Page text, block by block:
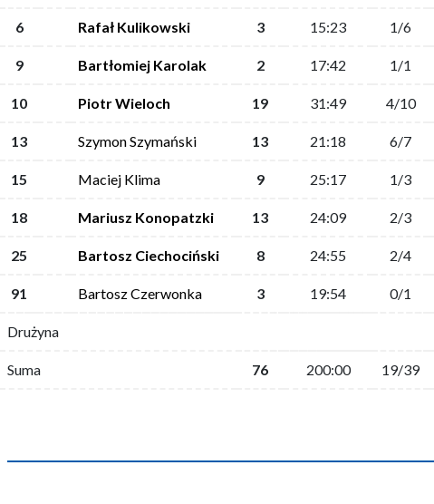
6 Rafał Kulikowski 3 15:23 1/6
9 Bartłomiej Karolak 2 17:42 1/1
10 Piotr Wieloch 19 31:49 4/10
13 Szymon Szymański 13 21:18 6/7
15 Maciej Klima 9 25:17 1/3
18 Mariusz Konopatzki 13 24:09 2/3
25 Bartosz Ciechociński 8 24:55 2/4
91 Bartosz Czerwonka 3 19:54 0/1
Drużyna
Suma 76 200:00 19/39